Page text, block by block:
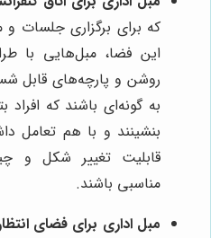
که برای برگزاری جلسات
این فضا، مبل‌هایی با
روشن و پارچه‌های قابل
به گونه‌ای باشند که افراد
بنشینند و با هم تعامل
قابلیت تغییر شکل و
مناسبی باشند.
مبل اداری برای فضای